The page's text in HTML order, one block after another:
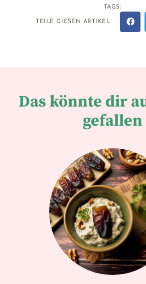
TAGS:
TEILE DIESEN ARTIKEL
Das könnte dir
gefallen